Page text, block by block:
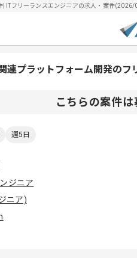
| ITフリーランスエンジニアの求人・案件
連プラットフォーム開発のフ
こちらの案件
週5日
ジニア
ニア)